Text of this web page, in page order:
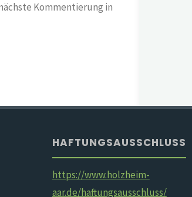
Kommentierung in
HAFTUNGSAUSSCHLUSS
https://www.holzheim-
aar.de/haftungsausschluss/